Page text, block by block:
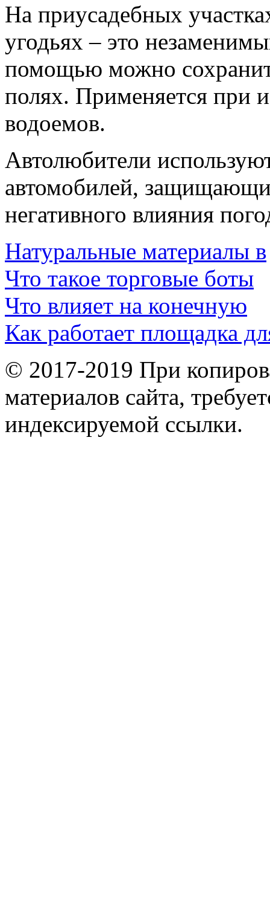
На приусадебных
угодьях – это
помощью можно
полях. Применяется при
водоемов.
Автолюбители
автомобилей,
негативного влияния
Натуральные материалы в
Что такое торговые боты
Что влияет на конечную
Как работает площадка
© 2017-2019 При
материалов сайта,
индексируемой ссылки.